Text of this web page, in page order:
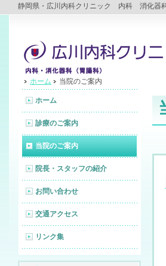
静岡県・広川内科クリニック 内科 消化
ホーム 当院のご案内
ホーム
診療のご案内
当院のご案内
院長・スタッフの紹介
お問い合わせ
交通アクセス
リンク集